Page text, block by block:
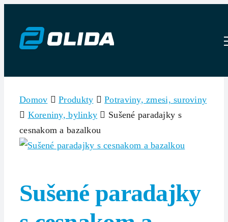
content
Domov Produkty
Potraviny, zmesi, suroviny
Koreniny, bylinky
Sušené paradajky s
cesnakom a bazalkou
Sušené paradajky